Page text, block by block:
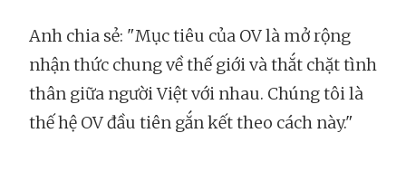
Anh chia sẻ: "Mục tiêu của OV là mở rộng
nhận thức chung về thế giới và thắt chặt tình
thân giữa người Việt với nhau. Chúng tôi là
thế hệ OV đầu tiên gắn kết theo cách này."